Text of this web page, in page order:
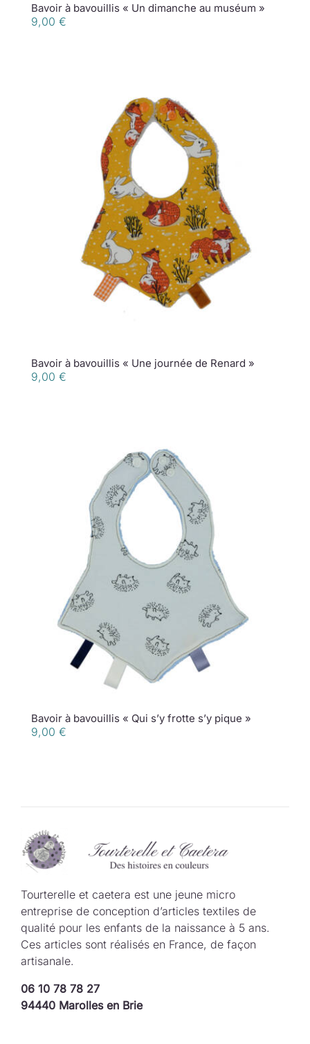
Bavoir à bavouillis « Un dimanche au muséum »
9,00 €
Bavoir à bavouillis « Une journée de Renard »
9,00 €
Bavoir à bavouillis « Qui s’y frotte s’y pique »
9,00 €
Tourterelle et caetera est une jeune micro
entreprise de conception d’articles textiles de
qualité pour les enfants de la naissance à 5 ans.
Ces articles sont réalisés en France, de façon
artisanale.
06 10 78 78 27
94440 Marolles en Brie